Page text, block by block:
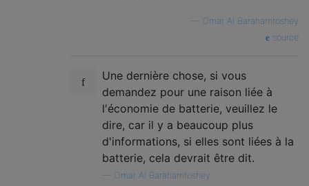
Omar Al Barahamtoshey
source
Une dernière chose, si vous
demandez pour une raison liée à
l'économie de batterie, veuillez le
dire, car il y a beaucoup plus
d'informations, si elles sont liées à la
batterie, cela devrait être dit.
Omar Al Barahamtoshey